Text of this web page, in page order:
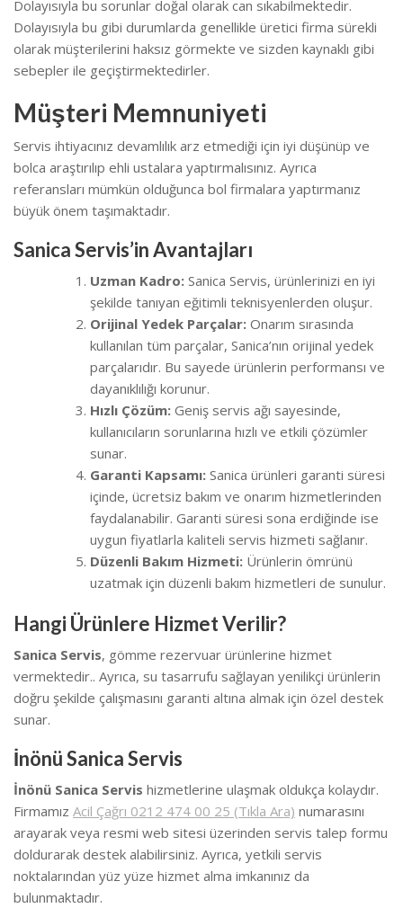
Dolayısıyla bu sorunlar doğal olarak can sıkabilmektedir.
Dolayısıyla bu gibi durumlarda genellikle üretici firma sürekli
olarak müşterilerini haksız görmekte ve sizden kaynaklı gibi
sebepler ile geçiştirmektedirler.
Müşteri Memnuniyeti
Servis ihtiyacınız devamlılık arz etmediği için iyi düşünüp ve
bolca araştırılıp ehli ustalara yaptırmalısınız. Ayrıca
referansları mümkün olduğunca bol firmalara yaptırmanız
büyük önem taşımaktadır.
Sanica Servis’in Avantajları
Uzman Kadro: Sanica Servis, ürünlerinizi en iyi
şekilde tanıyan eğitimli teknisyenlerden oluşur.
Orijinal Yedek Parçalar: Onarım sırasında
kullanılan tüm parçalar, Sanica’nın orijinal yedek
parçalarıdır. Bu sayede ürünlerin performansı ve
dayanıklılığı korunur.
Hızlı Çözüm: Geniş servis ağı sayesinde,
kullanıcıların sorunlarına hızlı ve etkili çözümler
sunar.
Garanti Kapsamı: Sanica ürünleri garanti süresi
içinde, ücretsiz bakım ve onarım hizmetlerinden
faydalanabilir. Garanti süresi sona erdiğinde ise
uygun fiyatlarla kaliteli servis hizmeti sağlanır.
Düzenli Bakım Hizmeti: Ürünlerin ömrünü
uzatmak için düzenli bakım hizmetleri de sunulur.
Hangi Ürünlere Hizmet Verilir?
Sanica Servis, gömme rezervuar ürünlerine hizmet
vermektedir.. Ayrıca, su tasarrufu sağlayan yenilikçi ürünlerin
doğru şekilde çalışmasını garanti altına almak için özel destek
sunar.
İnönü Sanica Servis
İnönü Sanica Servis hizmetlerine ulaşmak oldukça kolaydır.
Firmamız Acil Çağrı 0212 474 00 25 (Tıkla Ara) numarasını
arayarak veya resmi web sitesi üzerinden servis talep formu
doldurarak destek alabilirsiniz. Ayrıca, yetkili servis
noktalarından yüz yüze hizmet alma imkanınız da
bulunmaktadır.